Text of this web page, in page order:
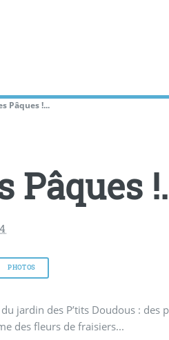
Pâques !...
Pâques
PHOTOS
jardin des P’tits Doudous :
des fleurs de fraisiers...